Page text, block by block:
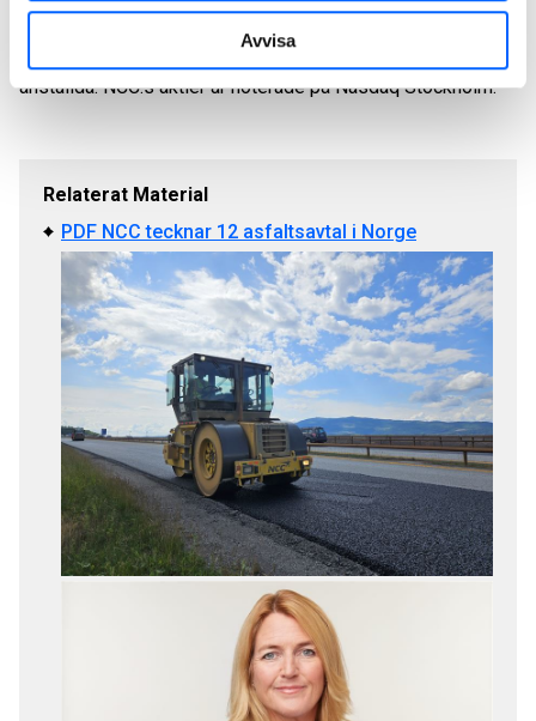
Avvisa
anställda. NCC:s aktier är noterade på Nasdaq Stockholm.
Relaterat Material
PDF NCC tecknar 12 asfaltsavtal i Norge